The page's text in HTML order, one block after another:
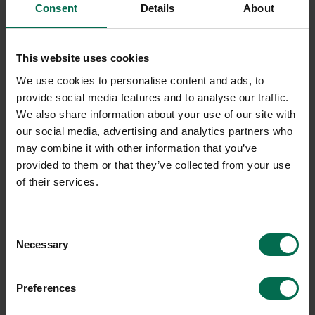
Consent Details About
This website uses cookies
We use cookies to personalise content and ads, to
provide social media features and to analyse our traffic.
We also share information about your use of our site with
our social media, advertising and analytics partners who
may combine it with other information that you’ve
provided to them or that they’ve collected from your use
of their services.
Selection
Necessary
Preferences
2990 kr 3738 kr
Hyr från101kr/mån
200 i lager
Sparar miljön ca 131 kg
C02
3200 kr 3987 kr
Hyr från108kr/mån
Sparar miljön ca 132 kg
C02
Begagnad